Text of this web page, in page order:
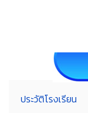
ประวัติโรงเรียน